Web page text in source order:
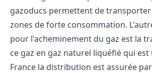
gazoducs permettent de transporter
zones de forte consommation.
pour l'acheminement du gaz est la
ce gaz en gaz naturel liquéfié qui est
France la distribution est assurée